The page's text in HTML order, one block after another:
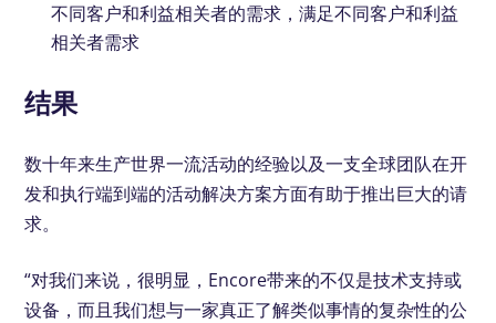
不同客户和利益相关者的需求，满足不同客户和利益
相关者需求
结果
数十年来生产世界一流活动的经验以及一支全球团队在开
发和执行端到端的活动解决方案方面有助于推出巨大的请
求。
“对我们来说，很明显，Encore带来的不仅是技术支持或
设备，而且我们想与一家真正了解类似事情的复杂性的公